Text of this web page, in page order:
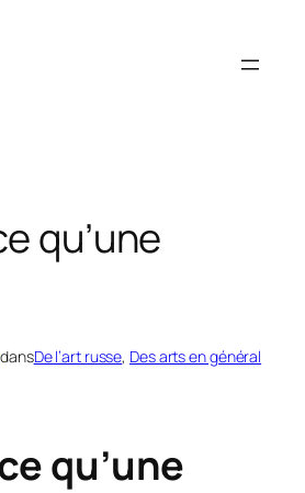
qu’une
dansDe l’art russe, Des arts en général
qu’une